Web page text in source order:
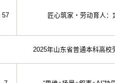
57 匠心筑家・劳动育人
2025年山东省普通本科高校